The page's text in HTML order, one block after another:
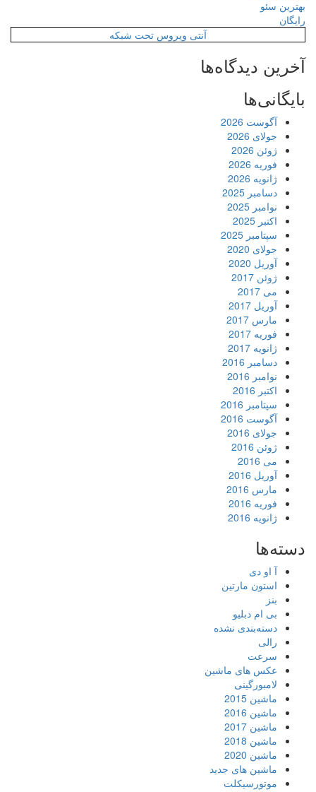
بهترین سئو
رایگان
آنتی ویروس تحت شبکه
آخرین دیدگاه‌ها
بایگانی‌ها
آگوست 2026
جولای 2026
ژوئن 2026
فوریه 2026
ژانویه 2026
دسامبر 2025
نوامبر 2025
اکتبر 2025
سپتامبر 2025
جولای 2020
آوریل 2020
ژوئن 2017
می 2017
آوریل 2017
مارس 2017
فوریه 2017
ژانویه 2017
دسامبر 2016
نوامبر 2016
اکتبر 2016
سپتامبر 2016
آگوست 2016
جولای 2016
ژوئن 2016
می 2016
آوریل 2016
مارس 2016
فوریه 2016
ژانویه 2016
دسته‌ها
آ او دی
استون مارتین
بنز
بی ام دبلیو
دسته‌بندی نشده
رالی
سرعت
عکس های ماشین
لامبورگینی
ماشین 2015
ماشین 2016
ماشین 2017
ماشین 2018
ماشین 2020
ماشین های جدید
موتورسیکلت